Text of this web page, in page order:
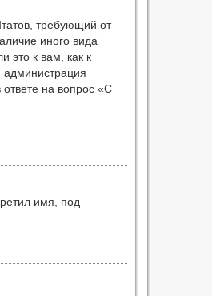
требующий от
иного вида
это к вам, как к
на вопрос «С
имя, под